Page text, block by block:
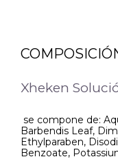
Xheken
se compone de:
Barbendis Leaf,
Ethylparaben,
Benzoate,